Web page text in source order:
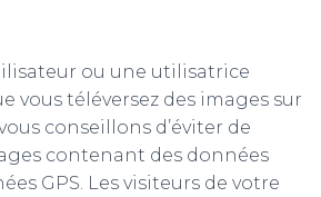
ou une utilisatrice
vous téléversez des images sur
conseillons d’éviter de
contenant des données
GPS. Les visiteurs de votre